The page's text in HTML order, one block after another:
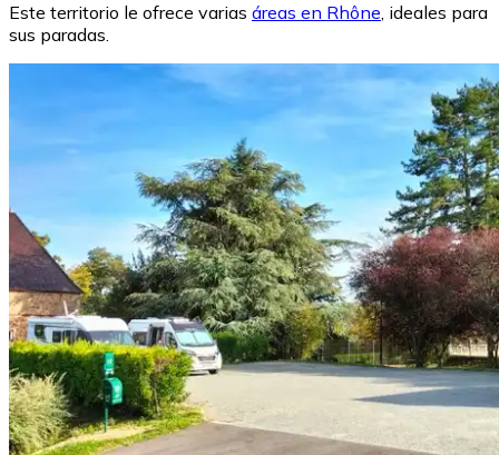
Este territorio le ofrece varias áreas en Rhône, ideales para
sus paradas.